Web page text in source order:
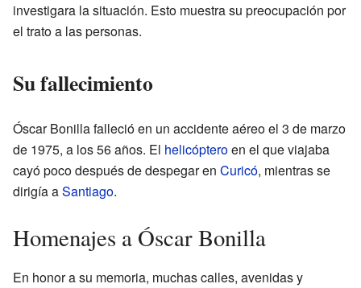
investigara la situación. Esto muestra su preocupación por
el trato a las personas.
Su fallecimiento
Óscar Bonilla falleció en un accidente aéreo el 3 de marzo
de 1975, a los 56 años. El helicópteroen el que viajaba
cayó poco después de despegar en Curicó, mientras se
dirigía aSantiago.
Homenajes a Óscar Bonilla
En honor a su memoria, muchas calles, avenidas y